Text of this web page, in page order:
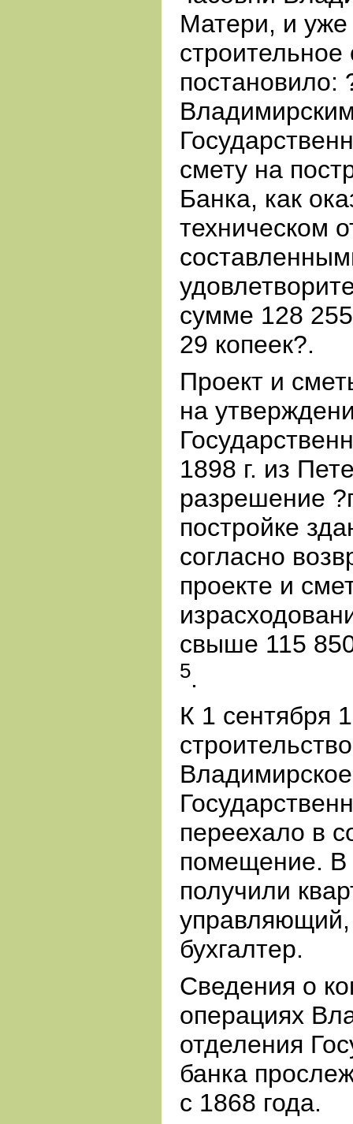
Матери, и
строительное
смету на
Банка, как
техническом
сумме 128
29 копеек?.
Проект и
на
1898 г. из
разрешение
постройке
согласно
проекте и
свыше 115
5.
К 1 сентября
переехало в
помещение. В
получили
управляющий,
бухгалтер.
Сведения о
операциях
отделения
банка
с 1868 года.